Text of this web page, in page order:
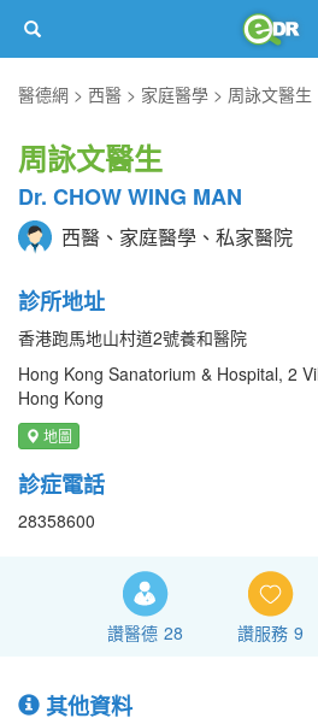
醫德網
西醫 家庭醫學 周詠文醫生
周詠文醫生
Dr. CHOW WING MAN
西醫、家庭醫學、私家醫院
診所地址
香港跑馬地山村道2號養和醫院
Hong Kong Sanatorium & Hospital, 2
Hong Kong
地圖
診症電話
28358600
讚醫德 28 讚服務 9
其他資料